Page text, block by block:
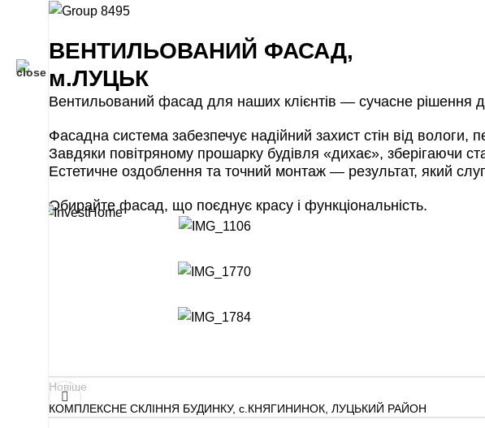
+38
ВЕНТИЛЬОВАНИЙ ФАСАД,
м.ЛУЦЬК
Вентильований фасад для наших клієнтів — сучасне рішення
Фасадна система забезпечує надійний захист стін від вологи,
Завдяки повітряному прошарку будівля «дихає», зберігаючи
Естетичне оздоблення та точний монтаж — результат, який
Обирайте фасад, що поєднує красу і функціональність.
Новіше
КОМПЛЕКСНЕ СКЛІННЯ БУДИНКУ, с.КНЯГИНИНОК, ЛУЦЬКИЙ РАЙОН